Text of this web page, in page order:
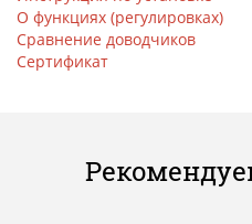
О функциях (регулировках)
Сравнение доводчиков
Сертификат